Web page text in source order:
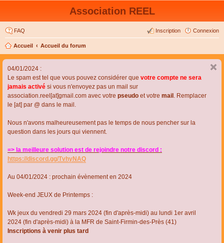
Association REEL
FAQ Connexion
Inscription
Accueil Accueil du forum
04/01/2024 :
Le spam est tel que vous pouvez considérer que votre compte ne sera
jamais activé si vous n'envoyez pas un mail sur
association.reel[at]gmail.com avec votre pseudo et votre mail . Remplacer
le [at] par @ dans le mail.
Nous n'avons malheureusement pas le temps de nous pencher sur la
question dans les jours qui viennent.
=> la meilleure solution est de rejoindre notre discord :
https://discord.gg/TvhyNAQ
Au 04/01/2024 : prochain évènement en 2024
Week-end JEUX de Printemps :
Wk jeux du vendredi 29 mars 2024 (fin d'après-midi) au lundi 1er avril
2024 (fin d'après-midi) à la MFR de Saint-Firmin-des-Près (41)
Inscriptions à venir plus tard